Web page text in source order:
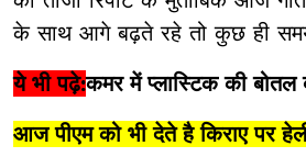
के साथ आगे बढ़ते रहे तो कुछ ही
ये भी पढ़े:कमर में प्लास्टिक की
आज पीएम को भी देते है किराए पर